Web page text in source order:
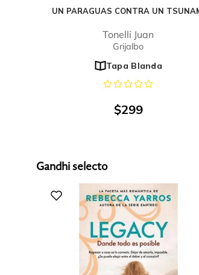
UN PARAGUAS CONTRA UN
Tonelli Juan
Grijalbo
Tapa Blanda
$299
Gandhi selecto